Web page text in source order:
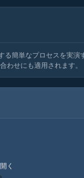
簡単なプロセスを実
わせにも適用されます。
く